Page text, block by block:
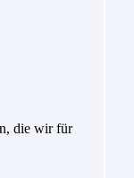
die wir für